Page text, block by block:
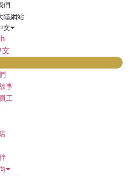
們
陸網站
文
文
事
工
二人與兩位年幼的孩子在上海生
社會的雙重價值觀願景的引領，我
責任生根發芽的長期事業。